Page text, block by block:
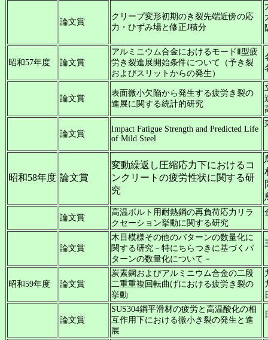
論文賞
クリープ変形初期のき裂先端近傍の応
力・ひずみ場と修正J積分
昭和57年度 論文賞
アルミニウム合金におけるモードⅡ型疲
労き裂進展開始条件について（予き裂
およびスリットからの発生）
論文賞
表面微小欠陥から発生する疲労き裂の
進展に関する統計的研究
論文賞
Impact Fatigue Strength and Predicted Life
of Mild Steel
昭和58年度 論文賞
変動繰返し圧縮応力下におけるコ
ンクリートの疲労性状に関する研
究
論文賞
高温ボルト用耐熱鋼の再負荷応力リラ
クセーション挙動に関する研究
論文賞
木目模様その他のパターンの数量化に
関する研究－特にちらつきに基づくパ
ターンの数量化について－
昭和59年度 論文賞
炭素鋼およびアルミニウム合金の二段
二重重複回転曲げにおける疲労き裂の
挙動
論文賞
SUS304鋼平滑材の疲労と高温酸化の相
互作用下における微小き裂の発生と進
展